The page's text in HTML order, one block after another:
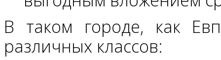
В таком городе, как
различных классов: